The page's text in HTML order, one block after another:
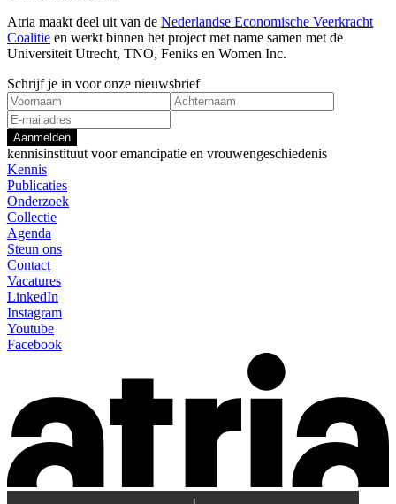
Atria maakt deel uit van de Nederlandse Economische Veerkracht
Coalitie en werkt binnen het project met name samen met de
Universiteit Utrecht, TNO, Feniks en Women Inc.
Schrijf je in voor onze nieuwsbrief
Aanmelden
kennisinstituut voor emancipatie en vrouwengeschiedenis
Kennis
Publicaties
Onderzoek
Collectie
Agenda
Steun ons
Contact
Vacatures
LinkedIn
Instagram
Youtube
Facebook